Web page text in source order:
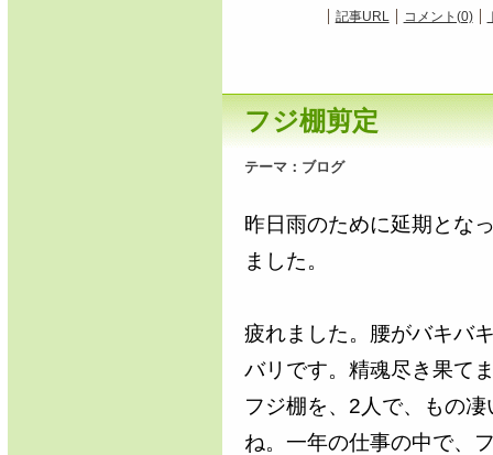
記事URL コメント(0)
フジ棚剪定
テーマ： ブログ
昨日雨のために延期とな
ました。
疲れました。腰がバキバ
バリです。精魂尽き果て
フジ棚を、2人で、もの
ね。一年の仕事の中で、